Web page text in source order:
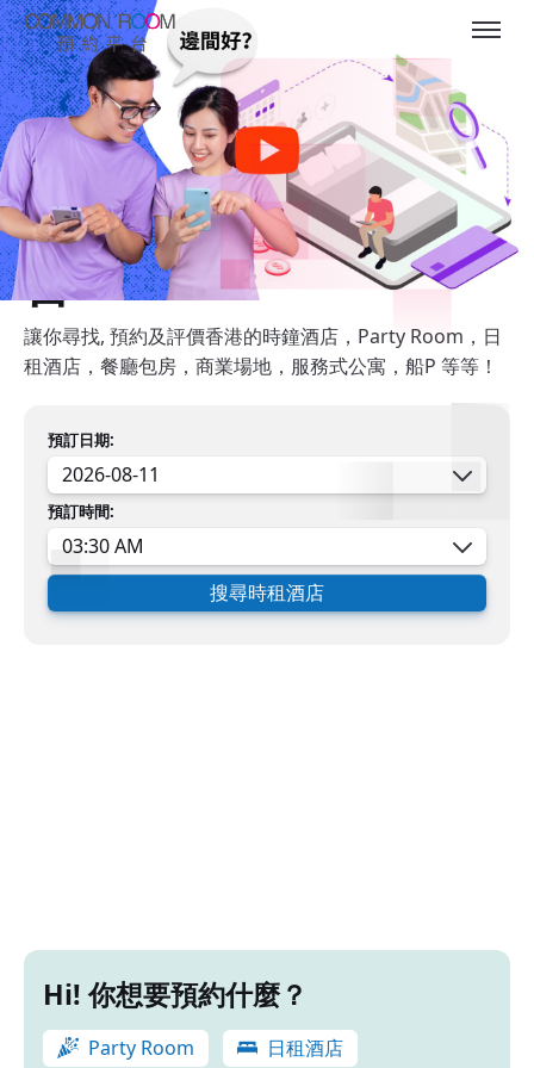
時鐘酒店 &
Partyroom
香港No.1場地預約平
台
讓你尋找, 預約及評價香港的時鐘酒店，Party Room，日
租酒店，餐廳包房，商業場地，服務式公寓，船P 等等！
預訂日期:
預訂時間:
搜尋時租酒店
Hi! 你想要預約什麼？
Party Room
日租酒店